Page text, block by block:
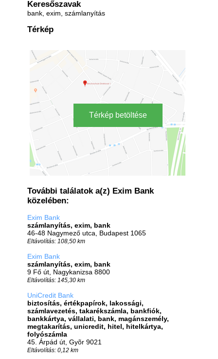
Keresőszavak
bank, exim, számlanyítás
Térkép
Térkép betöltése
További találatok a(z) Exim Bank
közelében:
Exim Bank
számlanyítás, exim, bank
46-48 Nagymező utca, Budapest 1065
Eltávolítás: 108,50 km
Exim Bank
számlanyítás, exim, bank
9 Fő út, Nagykanizsa 8800
Eltávolítás: 145,30 km
UniCredit Bank
biztosítás, értékpapírok, lakossági,
számlavezetés, takarékszámla, bankfiók,
bankkártya, vállalati, bank, magánszemély,
megtakarítás, unicredit, hitel, hitelkártya,
folyószámla
45. Árpád út, Gyõr 9021
Eltávolítás: 0,12 km